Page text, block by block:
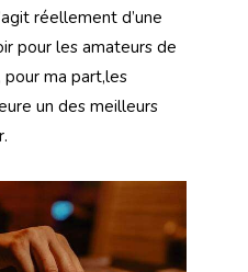
réellement d’une
pour les amateurs de
ma part,les
un des meilleurs